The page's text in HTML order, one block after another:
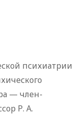
психиатрии
— член-
Р. А.